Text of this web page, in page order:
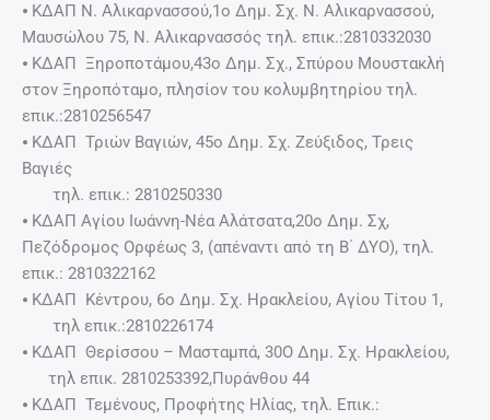
⦁ ΚΔΑΠ Ν. Αλικαρνασσού,1ο Δημ. Σχ. Ν. Αλικαρνασσού,
Μαυσώλου 75, Ν. Αλικαρνασσός τηλ. επικ.:2810332030
⦁ ΚΔΑΠ Ξηροποτάμου,43ο Δημ. Σχ., Σπύρου Μουστακλή
στον Ξηροπόταμο, πλησίον του κολυμβητηρίου τηλ.
επικ.:2810256547
⦁ ΚΔΑΠ Τριών Βαγιών, 45ο Δημ. Σχ. Ζεύξιδος, Τρεις
Βαγιές
τηλ. επικ.: 2810250330
⦁ ΚΔΑΠ Αγίου Ιωάννη-Νέα Αλάτσατα,20ο Δημ. Σχ,
Πεζόδρομος Ορφέως 3, (απέναντι από τη Β΄ ΔΥΟ), τηλ.
επικ.: 2810322162
⦁ ΚΔΑΠ Κέντρου, 6ο Δημ. Σχ. Ηρακλείου, Αγίου Τίτου 1,
τηλ επικ.:2810226174
⦁ ΚΔΑΠ Θερίσσου – Μασταμπά, 30Ο Δημ. Σχ. Ηρακλείου,
τηλ επικ. 2810253392,Πυράνθου 44
⦁ ΚΔΑΠ Τεμένους, Προφήτης Ηλίας, τηλ. Επικ.: